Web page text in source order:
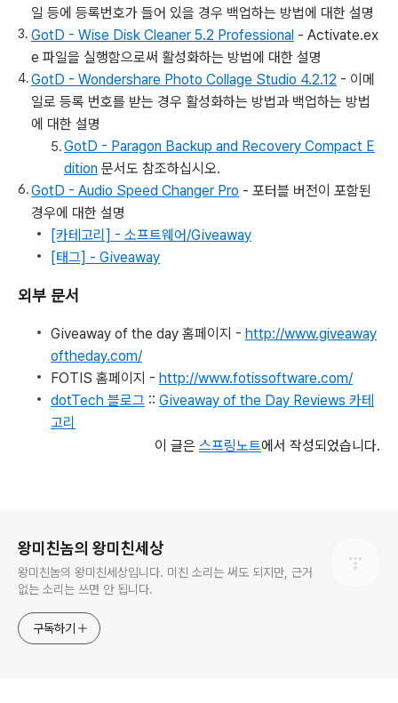
일 등에 등록번호가 들어 있을 경우 백업하는 방법에 대한 설명
GotD - Wise Disk Cleaner 5.2 Professional - Activate.ex
e 파일을 실행함으로써 활성화하는 방법에 대한 설명
GotD - Wondershare Photo Collage Studio 4.2.12 - 이메
일로 등록 번호를 받는 경우 활성화하는 방법과 백업하는 방법
에 대한 설명
GotD - Paragon Backup and Recovery Compact E
dition 문서도 참조하십시오.
GotD - Audio Speed Changer Pro - 포터블 버전이 포함된
경우에 대한 설명
[카테고리] - 소프트웨어/Giveaway
[태그] - Giveaway
외부 문서
Giveaway of the day 홈페이지 - http://www.giveaway
oftheday.com/
FOTIS 홈페이지 - http://www.fotissoftware.com/
dotTech 블로그 :: Giveaway of the Day Reviews 카테
고리
이 글은 스프링노트에서 작성되었습니다.
왕미친놈의 왕미친세상
왕미친놈의 왕미친세상입니다. 미친 소리는 써도 되지만, 근거
없는 소리는 쓰면 안 됩니다.
구독하기